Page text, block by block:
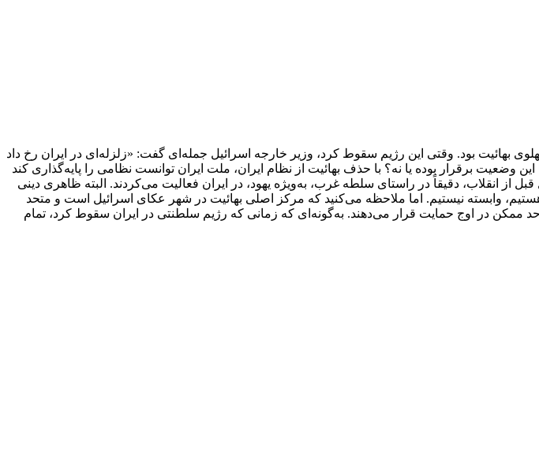
بهائیت بود. وقتی این رژیم سقوط کرد، وزیر خارجه اسرائیل جمله‌ای گفت: «زلزله‌ای در ایران رخ داد
خواهد لرزاند و به دنبال آن دنیا خواهد لرزید.» حالا شما بیایید ببینید که در این ۴۵ سال آیا این وضعیت برقرار بوده یا نه؟ با حذف بهائیت از نظام ایران، ملت ایران توانست نظامی را پایه‌گذاری کند
به اینجا رسیده است. اگر به بهائیت در ایران نگاه کنید، می‌بینید که در حدود ۱۲۰ یا ۱۳۰ سال قبل از انقلاب، دقیقاً در راستای سلطه غرب، به‌ویژه یهود، در ایران فعالیت می‌کردند. البته ظاهری دینی
وابسته نیستیم. اما ملاحظه می‌کنید که مرکز اصلی بهائیت در شهر عکای اسرائیل است و متحد
ممکن در اوج حمایت قرار می‌دهند. به‌گونه‌ای که زمانی که رژیم سلطنتی در ایران سقوط کرد، تمام